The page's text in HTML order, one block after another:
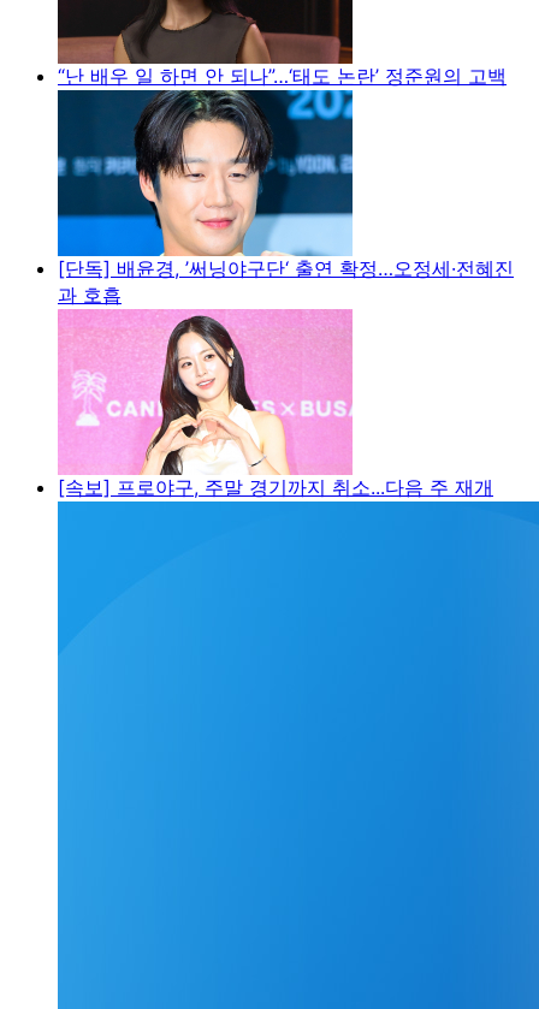
“난 배우 일 하면 안 되나”…‘태도 논란’ 정준원의 고백
[단독] 배윤경, ’써닝야구단‘ 출연 확정…오정세·전혜진
과 호흡
[속보] 프로야구, 주말 경기까지 취소...다음 주 재개